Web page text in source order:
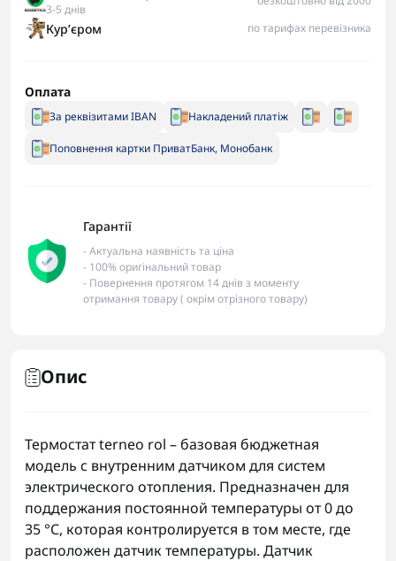
3-5 днів
Курʼєром по тарифах перевізника
Оплата
За реквізитами IBAN Накладений платіж
Поповнення картки ПриватБанк, Монобанк
Гарантії
- Актуальна наявність та ціна
- 100% оригінальний товар
- Повернення протягом 14 днів з моменту
отримання товару ( окрім отрізного товару)
Опис
Термостат terneo rol – базовая бюджетная
модель с внутренним датчиком для систем
электрического отопления. Предназначен для
поддержания постоянной температуры от 0 до
35 °С, которая контролируется в том месте, где
расположен датчик температуры. Датчик